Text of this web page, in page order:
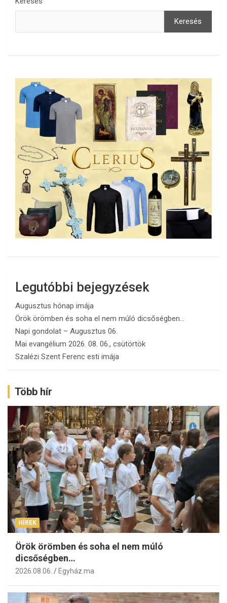
Keresés
Legutóbbi bejegyzések
Augusztus hónap imája
Örök örömben és soha el nem múló dicsőségben…
Napi gondolat – Augusztus 06.
Mai evangélium 2026. 08. 06., csütörtök
Szalézi Szent Ferenc esti imája
Több hír
HÍREK
Örök örömben és soha el nem múló
dicsőségben…
2026.08.06. Egyház.ma